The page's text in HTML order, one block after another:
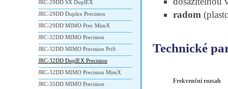
radom
Technické
Frekvenční rozsah
JRC-29DD SX DuplEX
JRC-29DD Duplex Precision
JRC-29DD MIMO Prec MimX
JRC-32DD MIMO Precision
JRC-32DD MIMO Precision PriS
JRC-32DD DuplEX Precision
JRC-32DD MIMO Precision MimX
JRC-35DD MIMO Precision